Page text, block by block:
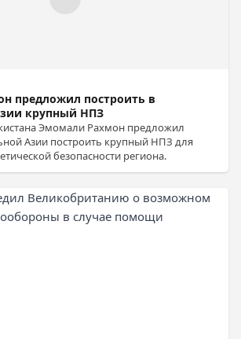
предложил построить в
крупный НПЗ
Эмомали Рахмон предложил
Азии построить крупный НПЗ для
безопасности региона.